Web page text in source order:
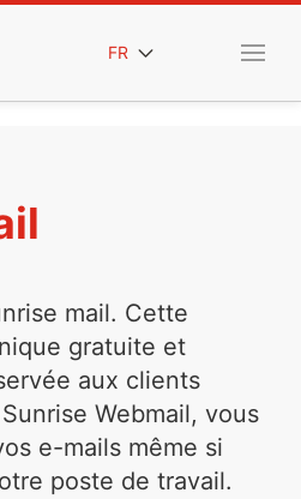
FR
mail. Cette
gratuite et
aux clients
Webmail, vous
e-mails même si
poste de travail.